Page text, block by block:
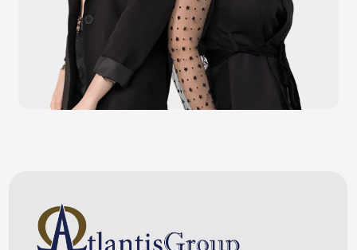
О компании
Оплата и доставка
Контакты
Политика конфидециальности